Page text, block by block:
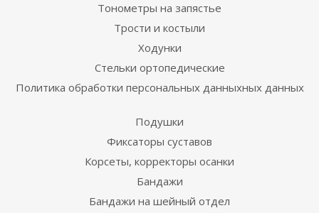
Тонометры на запястье
Трости и костыли
Ходунки
Стельки ортопедические
Политика обработки персональных данныхных данных
Подушки
Фиксаторы суставов
Корсеты, корректоры осанки
Бандажи
Бандажи на шейный отдел